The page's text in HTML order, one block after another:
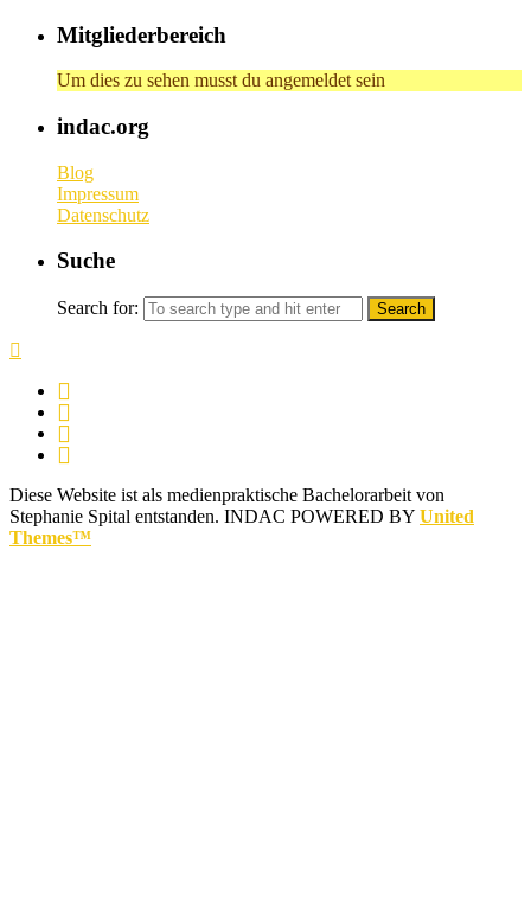
Mitgliederbereich
Um dies zu sehen musst du angemeldet sein
indac.org
Blog
Impressum
Datenschutz
Suche
Search for:
Diese Website ist als medienpraktische Bachelorarbeit von
Stephanie Spital entstanden. INDAC POWERED BY United
Themes™